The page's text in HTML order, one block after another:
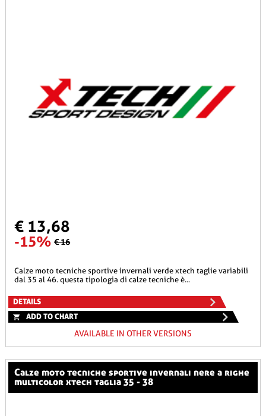
€ 13,68
-15% € 16
calze moto tecniche sportive invernali verde xtech taglie variabili
dal 35 al 46. questa tipologia di calze tecniche è...
DETAILS
ADD TO CHART
AVAILABLE IN OTHER VERSIONS
calze moto tecniche sportive invernali nere a righe
multicolor xtech taglia 35 - 38